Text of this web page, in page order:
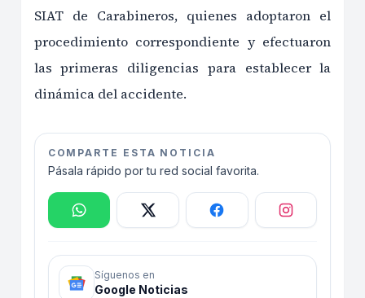
SIAT de Carabineros, quienes adoptaron el
procedimiento correspondiente y efectuaron
las primeras diligencias para establecer la
dinámica del accidente.
COMPARTE ESTA NOTICIA
Pásala rápido por tu red social favorita.
Síguenos en
Google Noticias